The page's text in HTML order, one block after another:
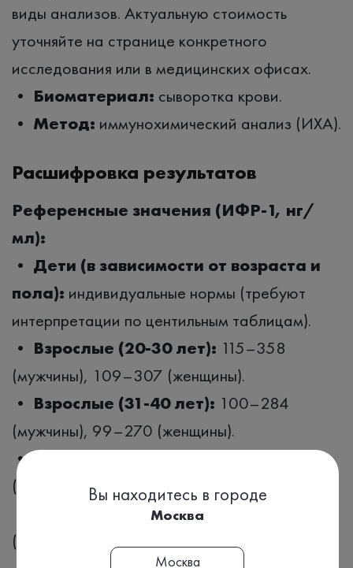
виды анализов. Актуальную стоимость
уточняйте на странице конкретного
исследования или в медицинских офисах.
• Биоматериал: сыворотка крови.
• Метод: иммунохимический анализ (ИХА).
Расшифровка результатов
Референсные значения (ИФР-1, нг/
мл):
• Дети (в зависимости от возраста и
пола): индивидуальные нормы (требуют
интерпретации по центильным таблицам).
• Взрослые (20-30 лет): 115–358
(мужчины), 109–307 (женщины).
• Взрослые (31-40 лет): 100–284
(мужчины), 99–270 (женщины).
•Взрослые (41-50 лет):90–230
(мужчины), 90–222 (женщины).
Взрослые (51-60 лет):
(мужчины), 78–200 (женщины).
Вы находитесь в городе
Москва
Москва